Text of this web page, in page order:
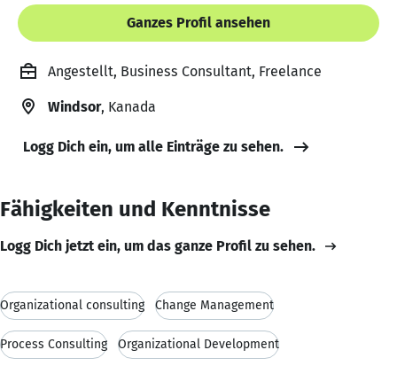
Ganzes Profil ansehen
Angestellt, Business Consultant, Freelance
Windsor, Kanada
Logg Dich ein, um alle Einträge zu sehen.
Fähigkeiten und Kenntnisse
Logg Dich jetzt ein, um das ganze Profil zu sehen.
Organizational consulting Change Management
Process Consulting Organizational Development